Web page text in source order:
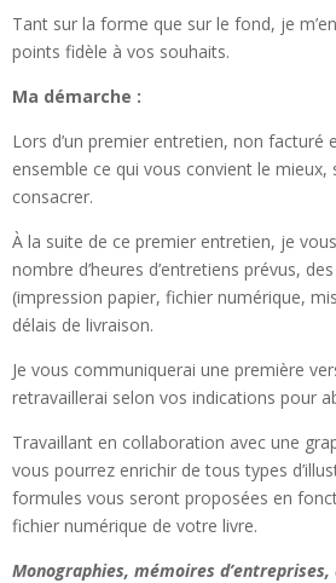
Tant sur la forme que sur le fond, je
points fidèle à vos souhaits.
Ma démarche :
Lors d’un premier entretien, non
ensemble ce qui vous convient le
consacrer.
À la suite de ce premier entretien, je
nombre d’heures d’entretiens prévus,
(impression papier, fichier numérique,
délais de livraison.
Je vous communiquerai une première
retravaillerai selon vos indications pour
Travaillant en collaboration avec une
vous pourrez enrichir de tous types
formules vous seront proposées en
fichier numérique de votre livre.
Monographies, mémoires